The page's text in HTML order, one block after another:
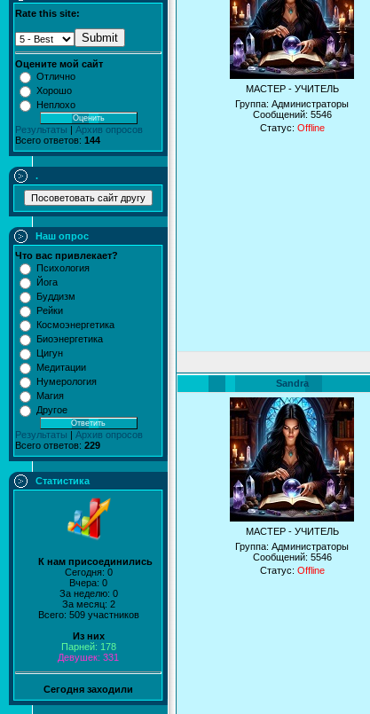
Rate this site:
Submit
Оцените мой сайт
Отлично
Хорошо
Неплохо
Результаты
Архив опросов
Всего ответов: 144
.
Наш опрос
Что вас привлекает?
Психология
Йога
Буддизм
Рейки
Космоэнергетика
Биоэнергетика
Цигун
Медитации
Нумерология
Магия
Другое
Результаты | Архив опросов
Всего ответов: 229
Статистика
К нам присоединились
Сегодня: 0
Вчера: 0
За неделю: 0
За месяц: 2
Всего: 509 участников
Из них
Парней: 178
Девушек: 331
Сегодня заходили
МАСТЕР - УЧИТЕЛЬ
Группа: Администраторы
Сообщений: 5546
Статус: Offline
Sandra
МАСТЕР - УЧИТЕЛЬ
Группа: Администраторы
Сообщений: 5546
Статус: Offline